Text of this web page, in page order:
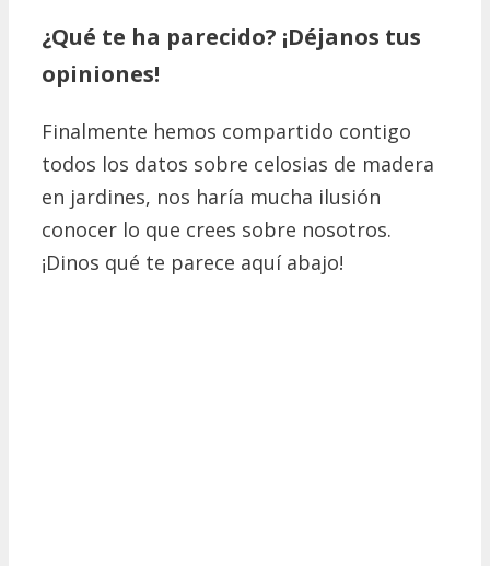
¿Qué te ha parecido? ¡Déjanos tus
opiniones!
Finalmente hemos compartido contigo
todos los datos sobre celosias de madera
en jardines, nos haría mucha ilusión
conocer lo que crees sobre nosotros.
¡Dinos qué te parece aquí abajo!